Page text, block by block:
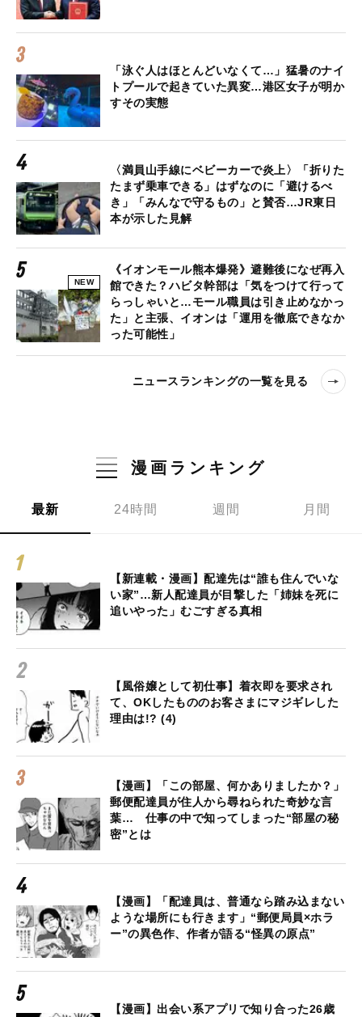
「泳ぐ人はほとんどいなくて…」猛暑のナイ
トプールで起きていた異変…港区女子が明か
すその実態
〈満員山手線にベビーカーで炎上〉「折りた
たまず乗車できる」はずなのに「避けるべ
き」「みんなで守るもの」と賛否…JR東日
本が示した見解
NEW
《イオンモール熊本爆発》避難後になぜ再入
館できた？ハビタ幹部は「気をつけて行って
らっしゃいと…モール職員は引き止めなかっ
た」と主張、イオンは「運用を徹底できなか
った可能性」
ニュースランキングの一覧を見る
漫画ランキング
最新 24時間 週間 月間
【新連載・漫画】配達先は“誰も住んでいな
い家”…新人配達員が目撃した「姉妹を死に
追いやった」むごすぎる真相
【風俗嬢として初仕事】着衣即を要求され
て、OKしたもののお客さまにマジギレした
理由は!? (4)
【漫画】「この部屋、何かありましたか？」
郵便配達員が住人から尋ねられた奇妙な言
葉… 仕事の中で知ってしまった“部屋の秘
密”とは
【漫画】「配達員は、普通なら踏み込まない
ような場所にも行きます」“郵便局員×ホラ
ー”の異色作、作者が語る“怪異の原点”
【漫画】出会い系アプリで知り合った26歳